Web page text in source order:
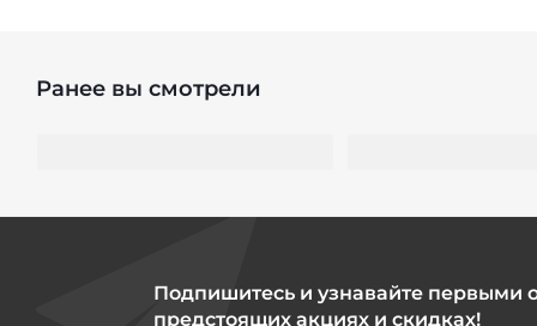
Ранее вы смотрели
Подпишитесь и узнавайте первыми
предстоящих акциях и скидках!